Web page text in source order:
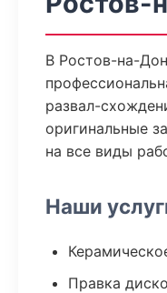
В Ростов-на-
развал-
оригинальные
на все виды
Наши
Правка